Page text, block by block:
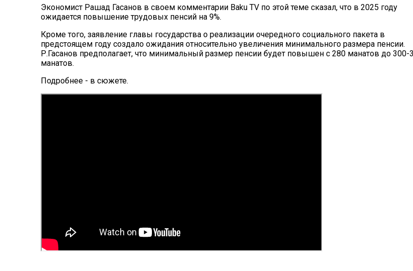
Экономист Рашад Гасанов в своем комментарии Baku TV по этой теме сказал, что в 2025 году
ожидается повышение трудовых пенсий на 9%.
Кроме того, заявление главы государства о реализации очередного социального пакета в
предстоящем году создало ожидания относительно увеличения минимального размера пенсии.
Р.Гасанов предполагает, что минимальный размер пенсии будет повышен с 280 манатов до 300-
манатов.
Подробнее - в сюжете.